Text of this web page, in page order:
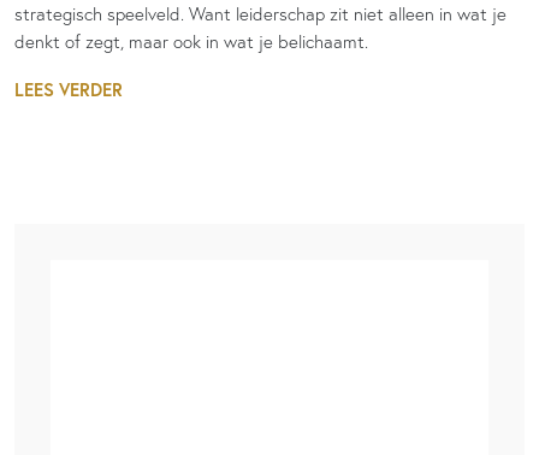
strategisch speelveld. Want leiderschap zit niet alleen in wat je
denkt of zegt, maar ook in wat je belichaamt.
LEES VERDER